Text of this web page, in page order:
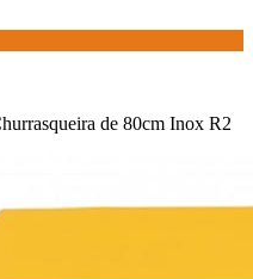
de 80cm Inox R2